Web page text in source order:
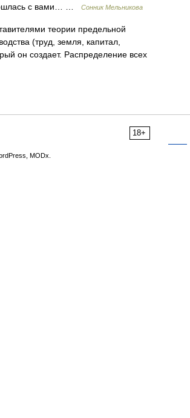
с вами… …
Сонник Мельникова
теории предельной
(труд, земля, капитал,
он создает. Распределение всех
18+
MODx.